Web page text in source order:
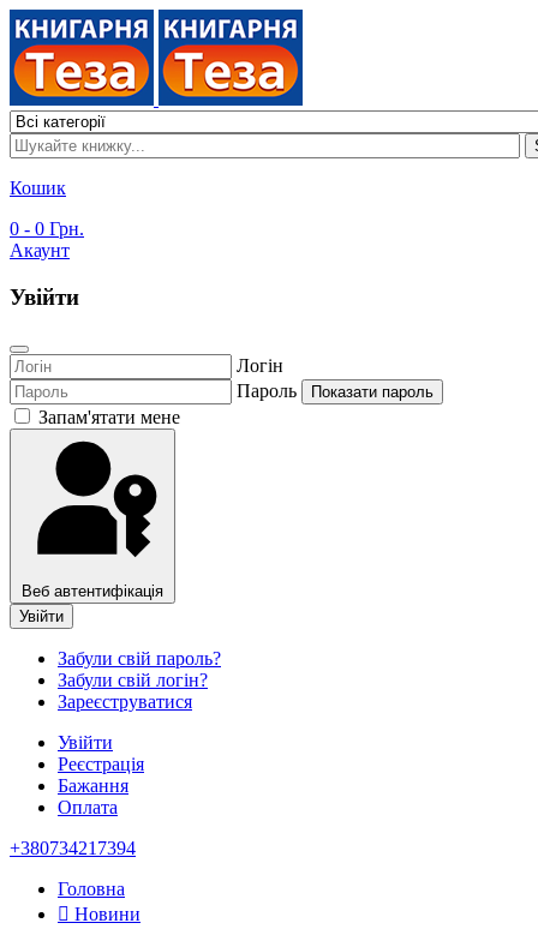
Кошик
0 - 0 Грн.
Акаунт
Увійти
Логін
Пароль
Показати пароль
Запам'ятати мене
Веб автентифікація
Увійти
Забули свій пароль?
Забули свій логін?
Зареєструватися
Увійти
Реєстрація
Бажання
Оплата
+380734217394
Головна
Новини